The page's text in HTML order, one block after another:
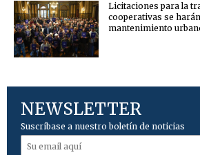
Licitaciones para la
cooperativas se
mantenimiento
NEWSLETTER
Suscríbase a nuestro boletín de noticias